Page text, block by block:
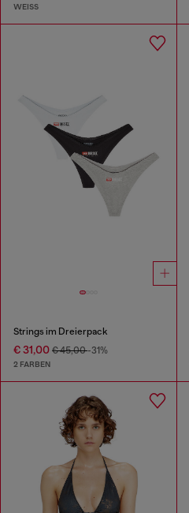
WEISS
Strings im Dreierpack
€ 31,00 € 45,00-31%
2 FARBEN